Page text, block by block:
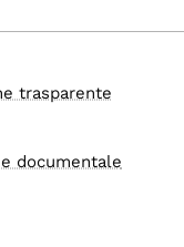
trasparente
documentale